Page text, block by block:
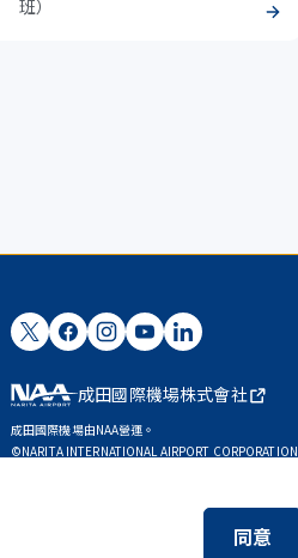
班）
成田國際機場株式會社
成田國際機場由NAA營運。
©NARITA INTERNATIONAL AIRPORT CORPORATION
同意